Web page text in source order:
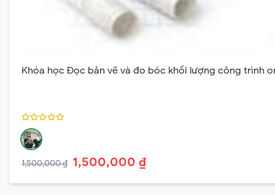
Khóa học Đọc bản vẽ và đo bóc khối lượng công trình
1,500,000 ₫ 1,500,000 ₫